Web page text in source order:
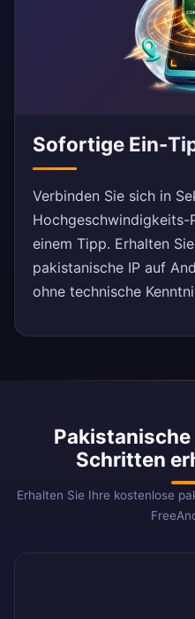
Sofortige Ein-
Verbinden Sie sich in
Hochgeschwindigkeits-
einem Tipp. Erhalten
pakistanische IP auf
ohne technische
Schritten
Erhalten Sie Ihre kostenlose